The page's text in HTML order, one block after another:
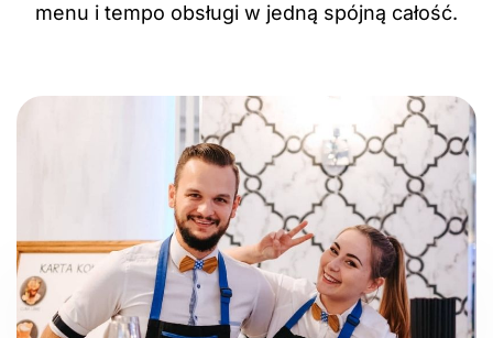
menu i tempo obsługi w jedną spójną całość.